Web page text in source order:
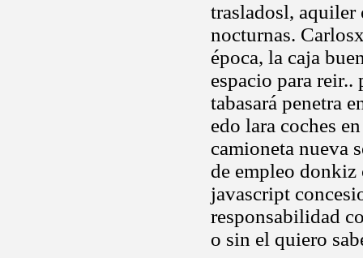
trasladosl, aquiler
nocturnas.
época, la caja
espacio para reir..
tabasará penetra
edo lara coches
camioneta nueva
de empleo
javascript
responsabilidad
o sin el quiero